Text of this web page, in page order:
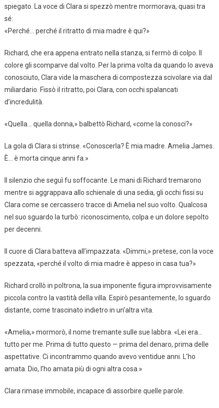
spiegato. La voce di Clara si spezzò mentre mormorava, quasi tra
sé:
«Perché… perché il ritratto di mia madre è qui?»
Richard, che era appena entrato nella stanza, si fermò di colpo. Il
colore gli scomparve dal volto. Per la prima volta da quando lo aveva
conosciuto, Clara vide la maschera di compostezza scivolare via dal
miliardario. Fissò il ritratto, poi Clara, con occhi spalancati
d’incredulità.
«Quella… quella donna,» balbettò Richard, «come la conosci?»
La gola di Clara si strinse. «Conoscerla? È mia madre. Amelia James.
È… è morta cinque anni fa.»
Il silenzio che seguì fu soffocante. Le mani di Richard tremarono
mentre si aggrappava allo schienale di una sedia, gli occhi fissi su
Clara come se cercassero tracce di Amelia nel suo volto. Qualcosa
nel suo sguardo la turbò: riconoscimento, colpa e un dolore sepolto
per decenni.
Il cuore di Clara batteva all’impazzata. «Dimmi,» pretese, con la voce
spezzata, «perché il volto di mia madre è appeso in casa tua?»
Richard crollò in poltrona, la sua imponente figura improvvisamente
piccola contro la vastità della villa. Espirò pesantemente, lo sguardo
distante, come trascinato indietro in un’altra vita.
«Amelia,» mormorò, il nome tremante sulle sue labbra. «Lei era…
tutto per me. Prima di tutto questo — prima del denaro, prima delle
aspettative. Ci incontrammo quando avevo ventidue anni. L’ho
amata. Dio, l’ho amata più di ogni altra cosa.»
Clara rimase immobile, incapace di assorbire quelle parole.